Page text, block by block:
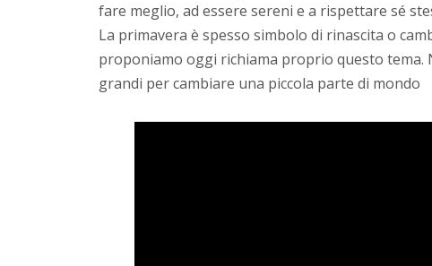
fare meglio, ad essere sereni e a rispettare sé
La primavera è spesso simbolo di rinascita o
proponiamo oggi richiama proprio questo
grandi per cambiare una piccola parte di mondo